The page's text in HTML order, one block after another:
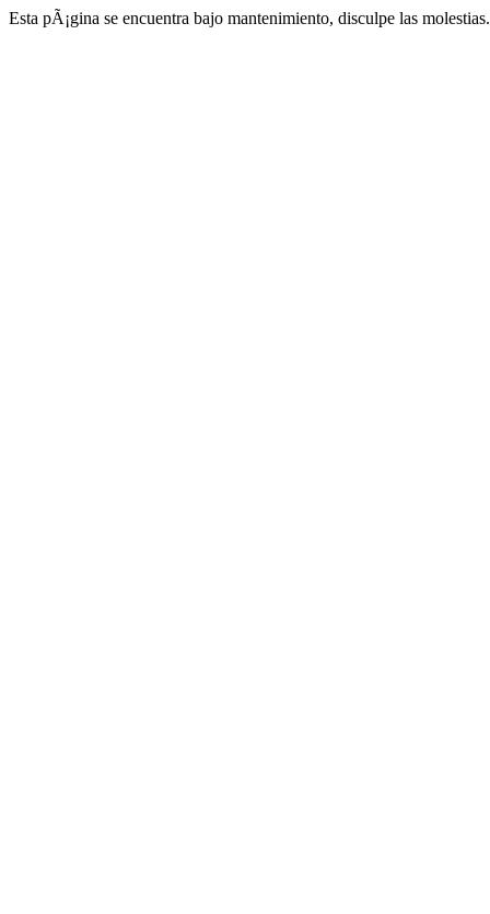
Esta pÃ¡gina se encuentra bajo mantenimiento, disculpe las molestias.